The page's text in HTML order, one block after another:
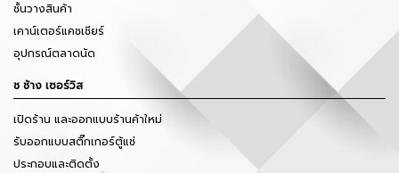
ชั้นวางสินค้า
เคาน์เตอร์แคชเชียร์
อุปกรณ์ตลาดนัด
ช ช้าง เซอร์วิส
เปิดร้าน และออกแบบร้านค้าใหม่
รับออกแบบสติ๊กเกอร์ตู้แช่
ประกอบและติดตั้ง